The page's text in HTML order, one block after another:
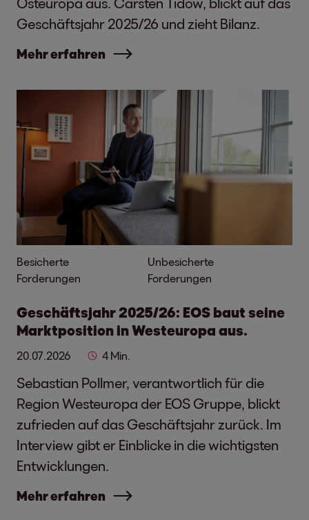
Geschäftsjahr 2025/26 und zieht Bilanz.
Mehr erfahren
Besicherte
Forderungen
Unbesicherte
Forderungen
Geschäftsjahr 2025/26: EOS baut seine
Marktposition in Westeuropa aus.
20.07.2026 4 Min.
Sebastian Pollmer, verantwortlich für die
Region Westeuropa der EOS Gruppe, blickt
zufrieden auf das Geschäftsjahr zurück. Im
Interview gibt er Einblicke in die wichtigsten
Entwicklungen.
Mehr erfahren